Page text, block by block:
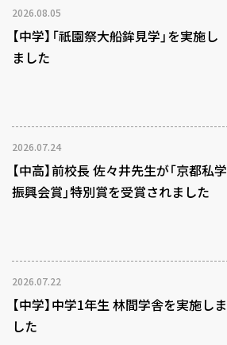
2026.08.05
【中学】「祇園祭大船鉾見学」を実施し
ました
2026.07.24
【中高】前校長 佐々井先生が「京都私学
振興会賞」特別賞を受賞されました
2026.07.22
【中学】中学1年生 林間学舎を実施しま
した